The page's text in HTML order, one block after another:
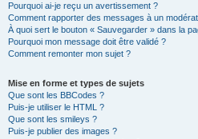
Pourquoi ai-je reçu un avertissement ?
Comment rapporter des messages à un
À quoi sert le bouton « Sauvegarder » dans la
Pourquoi mon message doit être validé ?
Comment remonter mon sujet ?
Mise en forme et types de sujets
Que sont les BBCodes ?
Puis-je utiliser le HTML ?
Que sont les smileys ?
Puis-je publier des images ?